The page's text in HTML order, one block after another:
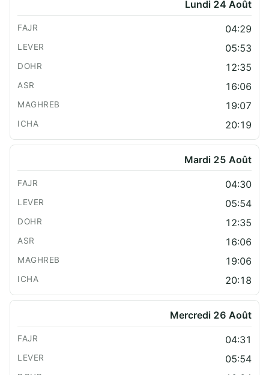
Lundi 24 Août
04:29
05:53
12:35
16:06
19:07
20:19
Mardi 25 Août
04:30
05:54
12:35
16:06
19:06
20:18
Mercredi 26 Août
04:31
05:54